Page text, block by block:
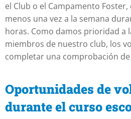
el Club o el Campamento
menos una vez a la semana
horas. Como damos prioridad a
miembros de nuestro club, los
completar una comprobación
Oportunidades de
durante el curso